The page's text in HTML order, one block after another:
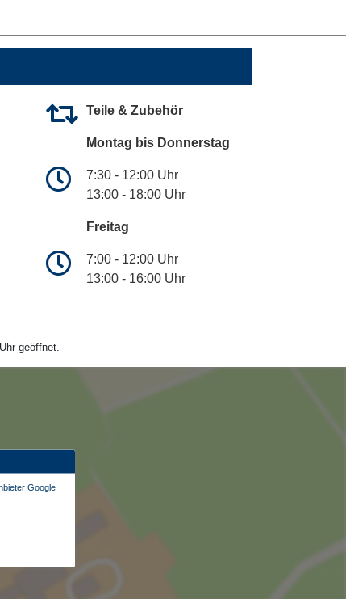
Teile & Zubehör
Montag bis Donnerstag
7:30 - 12:00 Uhr
13:00 - 18:00 Uhr
Freitag
7:00 - 12:00 Uhr
13:00 - 16:00 Uhr
geöffnet.
Google